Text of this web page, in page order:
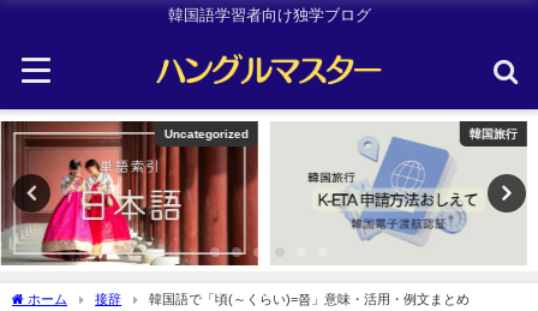
韓国語学習者向け独学ブログ
韓国旅行 Uncategorized
ホーム 接辞 韓国語で「頃(～くらい)=쯤」意味・活用・例文まとめ